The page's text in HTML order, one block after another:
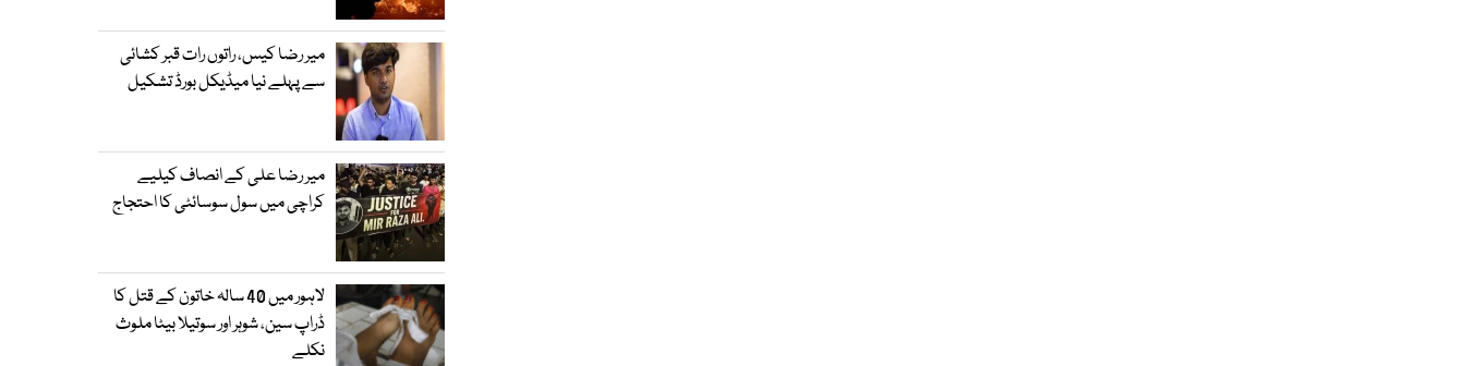
میر رضا کیس، راتوں رات قبر کشائی
سے پہلے نیا میڈیکل بورڈ تشکیل
میر رضا علی کے انصاف کیلیے
کراچی میں سول سوسائٹی کا احتجاج
لاہور میں 40 سالہ خاتون کے قتل کا
ڈراپ سین، شوہر اور سوتیلا بیٹا ملوث
نکلے